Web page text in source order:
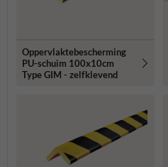
Oppervlaktebescherming
PU-schuim 100x10cm
Type GIM - zelfklevend